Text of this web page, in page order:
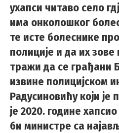
ухапси читаво село
има онколошког
те исте болеснике
полиције и да их
тражи да се грађани
извине полицијском
Радусиновићу који
је 2020. године
би министре са